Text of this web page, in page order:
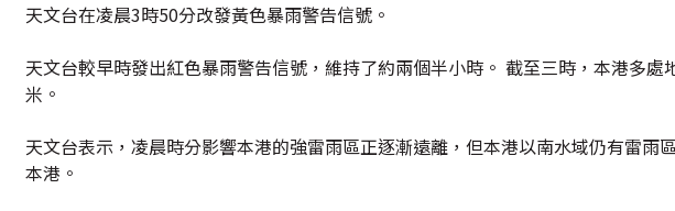
天文台在凌晨3時50分改發黃色暴雨警告信號。
天文台較早時發出紅色暴雨警告信號，維持了約兩個半小時。 截至三時，本港多
米。
天文台表示，凌晨時分影響本港的強雷雨區正逐漸遠離，但本港以南水域仍有雷
本港。